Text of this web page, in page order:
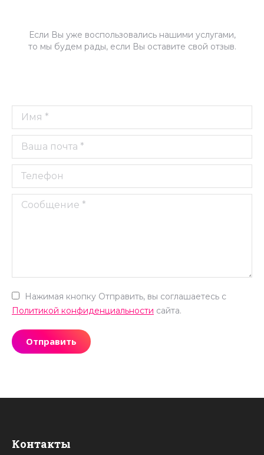
Если Вы уже воспользовались нашими услугами,
то мы будем рады, если Вы оставите свой отзыв.
Имя *
Ваша почта *
Телефон
Сообщение *
Нажимая кнопку Отправить, вы соглашаетесь с
Политикой конфиденциальности сайта.
Отправить
Контакты